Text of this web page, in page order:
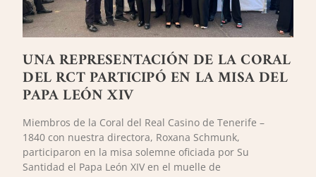
UNA REPRESENTACIÓN DE LA CORAL
DEL RCT PARTICIPÓ EN LA MISA DEL
PAPA LEÓN XIV
Miembros de la Coral del Real Casino de Tenerife –
1840 con nuestra directora, Roxana Schmunk,
participaron en la misa solemne oficiada por Su
Santidad el Papa León XIV en el muelle de